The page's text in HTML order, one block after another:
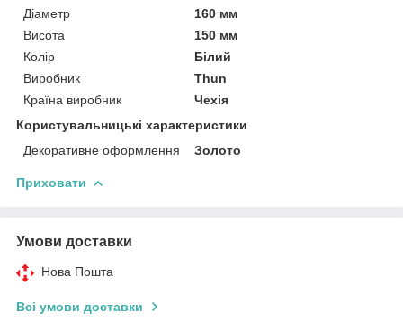
Діаметр
160 мм
Висота
150 мм
Колір
Білий
Виробник
Thun
Країна виробник
Чехія
Користувальницькі характеристики
Декоративне оформлення
Золото
Приховати
Умови доставки
Нова Пошта
Всі умови доставки